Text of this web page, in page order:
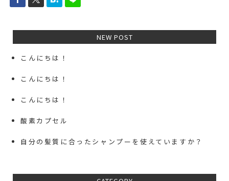
NEW POST
こんにちは！
こんにちは！
こんにちは！
酸素カプセル
自分の髪質に合ったシャンプーを使えていますか？